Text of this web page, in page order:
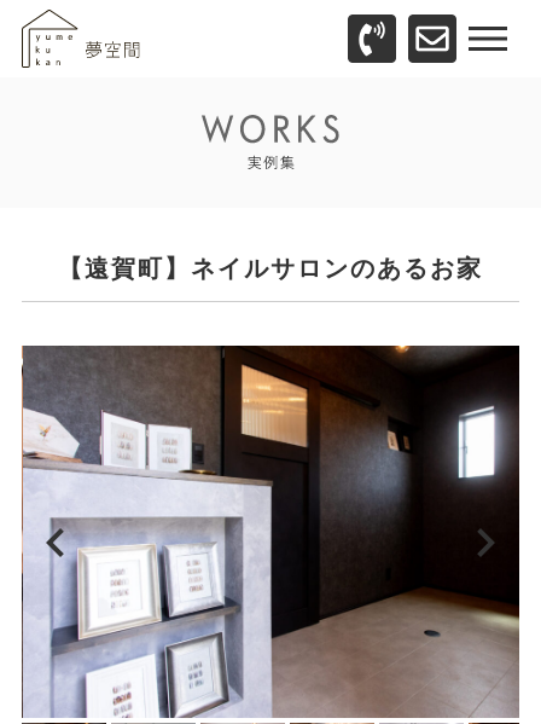
【遠賀町】ネイルサロンのあるお家